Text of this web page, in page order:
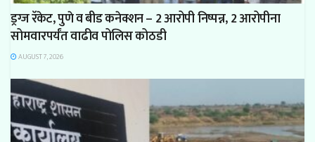
ड्रग्ज रॅकेट, पुणे व बीड कनेक्शन – 2 आरोपी निष्पन्न, 2 आरोपीना
सोमवारपर्यंत वाढीव पोलिस कोठडी
AUGUST 7, 2026